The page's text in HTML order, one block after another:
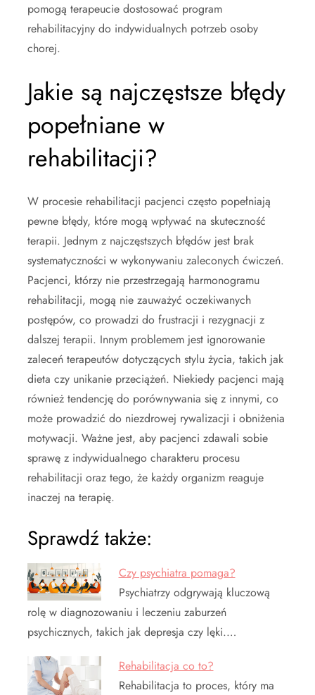
pomogą terapeucie dostosować program
rehabilitacyjny do indywidualnych potrzeb osoby
chorej.
Jakie są najczęstsze błędy
popełniane w
rehabilitacji?
W procesie rehabilitacji pacjenci często popełniają
pewne błędy, które mogą wpływać na skuteczność
terapii. Jednym z najczęstszych błędów jest brak
systematyczności w wykonywaniu zaleconych ćwiczeń.
Pacjenci, którzy nie przestrzegają harmonogramu
rehabilitacji, mogą nie zauważyć oczekiwanych
postępów, co prowadzi do frustracji i rezygnacji z
dalszej terapii. Innym problemem jest ignorowanie
zaleceń terapeutów dotyczących stylu życia, takich jak
dieta czy unikanie przeciążeń. Niekiedy pacjenci mają
również tendencję do porównywania się z innymi, co
może prowadzić do niezdrowej rywalizacji i obniżenia
motywacji. Ważne jest, aby pacjenci zdawali sobie
sprawę z indywidualnego charakteru procesu
rehabilitacji oraz tego, że każdy organizm reaguje
inaczej na terapię.
Sprawdź także:
Czy psychiatra pomaga?
Psychiatrzy odgrywają kluczową
rolę w diagnozowaniu i leczeniu zaburzeń
psychicznych, takich jak depresja czy lęki.…
Rehabilitacja co to?
Rehabilitacja to proces, który ma